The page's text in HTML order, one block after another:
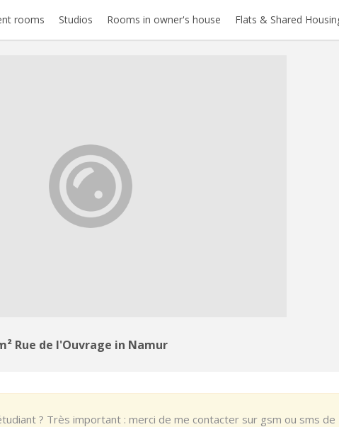
rooms Studios Rooms in owner's house Flats & Shared
Rue de l'Ouvrage in Namur
? Très important : merci de me contacter sur gsm ou sms de